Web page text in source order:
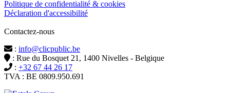
Politique de confidentialité & cookies
Déclaration d'accessibilité
Contactez-nous
: info@clicpublic.be
: Rue du Bosquet 21, 1400 Nivelles - Belgique
: +32 67 44 26 17
TVA : BE 0809.950.691